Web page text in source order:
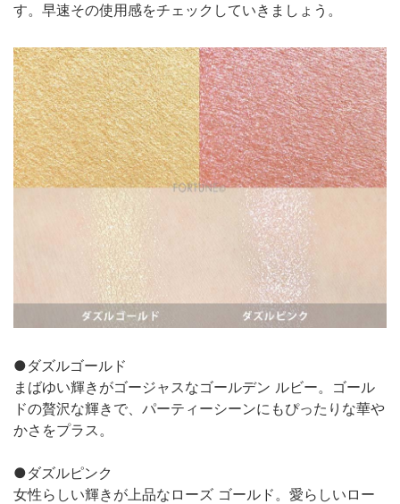
す。早速その使用感をチェックしていきましょう。
●ダズルゴールド
まばゆい輝きがゴージャスなゴールデン ルビー。ゴール
ドの贅沢な輝きで、パーティーシーンにもぴったりな華や
かさをプラス。
●ダズルピンク
女性らしい輝きが上品なローズ ゴールド。愛らしいロー